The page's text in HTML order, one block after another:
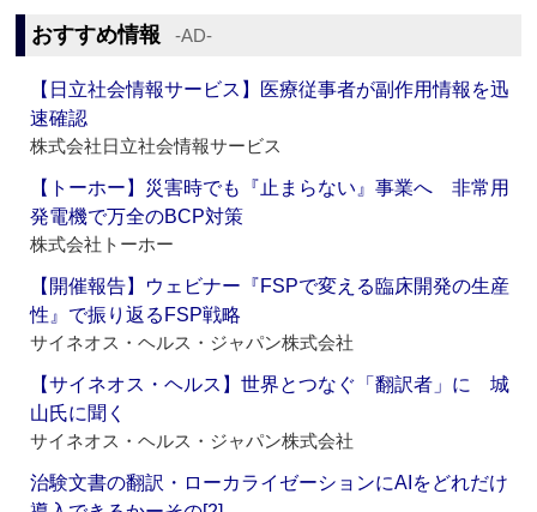
おすすめ情報 ‐AD‐
【日立社会情報サービス】医療従事者が副作用情報を迅
速確認
株式会社日立社会情報サービス
【トーホー】災害時でも『止まらない』事業へ 非常用
発電機で万全のBCP対策
株式会社トーホー
【開催報告】ウェビナー『FSPで変える臨床開発の生産
性』で振り返るFSP戦略
サイネオス・ヘルス・ジャパン株式会社
【サイネオス・ヘルス】世界とつなぐ「翻訳者」に 城
山氏に聞く
サイネオス・ヘルス・ジャパン株式会社
治験文書の翻訳・ローカライゼーションにAIをどれだけ